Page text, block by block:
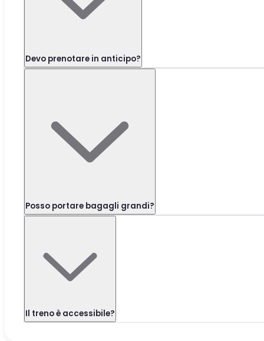
Devo prenotare in anticipo?
Posso portare bagagli grandi?
Il treno è accessibile?